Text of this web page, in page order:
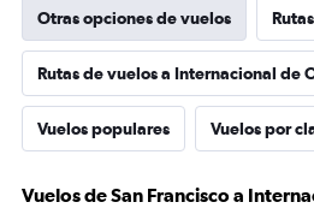
Otras opciones de vuelos
Rutas de vuelos a Internacional de
Vuelos populares Vuelos por
Vuelos de San Francisco a